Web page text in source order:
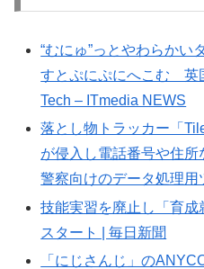
“むにゅ”っとやわらか
すとぷにぷにへこむ 英
Tech – ITmedia NEWS
落とし物トラッカー「
が侵入し電話番号や住
警察向けのデータ処理用
技能実習を廃止し「育
スタート | 毎日新聞
「にじさんじ」の